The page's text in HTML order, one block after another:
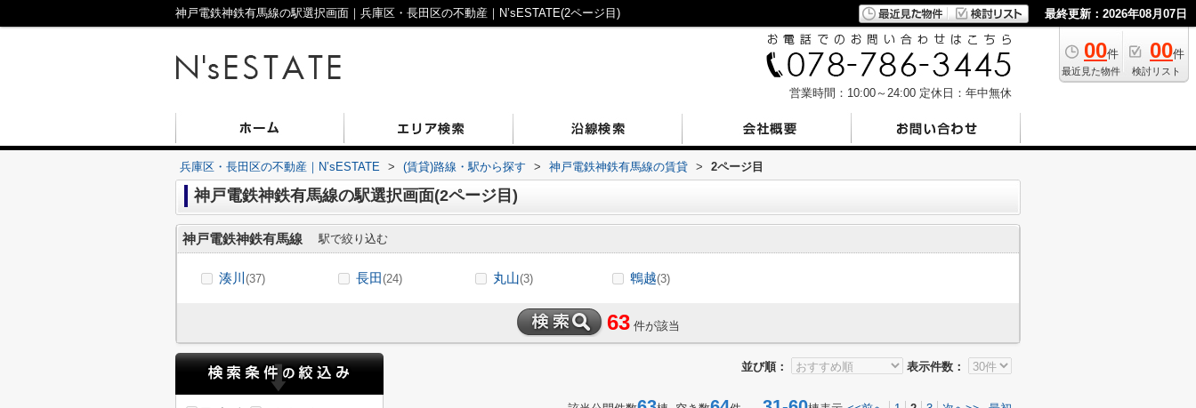
神戸電鉄神鉄有馬線の駅選択画面｜兵庫区・長田区の不動産｜N’sESTATE(2ページ目) 最終更新：2026年08月07日
00件
最近見た物件
00件
検討リスト
営業時間：10:00～24:00 定休日：年中無休
兵庫区・長田区の不動産｜N’sESTATE > (賃貸)路線・駅から探す > 神戸電鉄神鉄有馬線の賃貸 > 2ページ目
神戸電鉄神鉄有馬線の駅選択画面(2ページ目)
神戸電鉄神鉄有馬線 駅で絞り込む
湊川 (37) 長田(24) 丸山(3) 鵯越(3)
63 件が該当
並び順： 表示件数：